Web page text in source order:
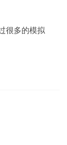
很多的模拟